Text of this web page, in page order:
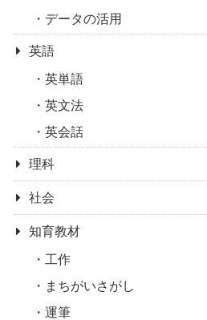
データの活用
英語
英単語
英文法
英会話
理科
社会
知育教材
工作
まちがいさがし
運筆